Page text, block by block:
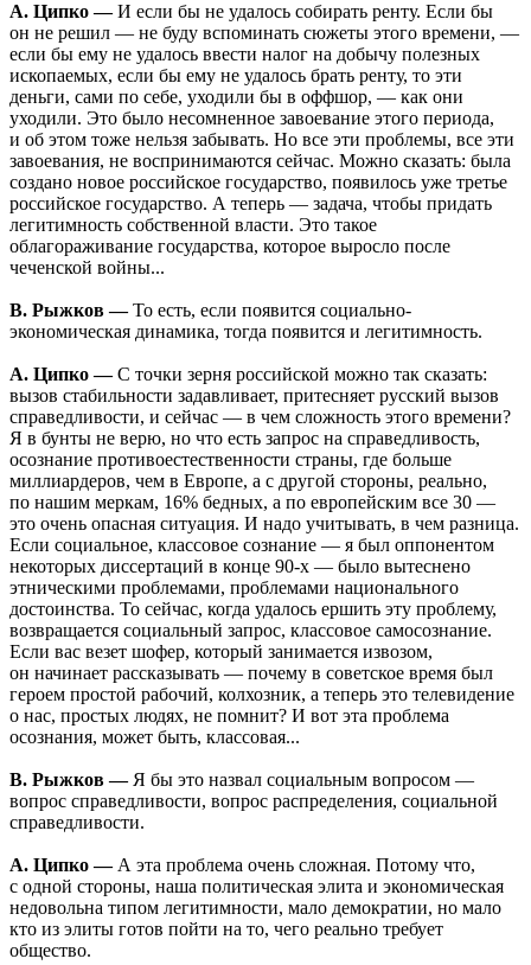
А. Ципко —И если бы не удалось собирать ренту. Если бы
он не решил — не буду вспоминать сюжеты этого времени, —
если бы ему не удалось ввести налог на добычу полезных
ископаемых, если бы ему не удалось брать ренту, то эти
деньги, сами по себе, уходили бы в оффшор, — как они
уходили. Это было несомненное завоевание этого периода,
и об этом тоже нельзя забывать. Но все эти проблемы, все эти
завоевания, не воспринимаются сейчас. Можно сказать: была
создано новое российское государство, появилось уже третье
российское государство. А теперь — задача, чтобы придать
легитимность собственной власти. Это такое
облагораживание государства, которое выросло после
чеченской войны...
В. Рыжков —То есть, если появится социально-
экономическая динамика, тогда появится и легитимность.
А. Ципко —С точки зерня российской можно так сказать:
вызов стабильности задавливает, притесняет русский вызов
справедливости, и сейчас — в чем сложность этого времени?
Я в бунты не верю, но что есть запрос на справедливость,
осознание противоестественности страны, где больше
миллиардеров, чем в Европе, а с другой стороны, реально,
по нашим меркам, 16% бедных, а по европейским все 30 —
это очень опасная ситуация. И надо учитывать, в чем разница.
Если социальное, классовое сознание — я был оппонентом
некоторых диссертаций в конце 90-х — было вытеснено
этническими проблемами, проблемами национального
достоинства. То сейчас, когда удалось ершить эту проблему,
возвращается социальный запрос, классовое самосознание.
Если вас везет шофер, который занимается извозом,
он начинает рассказывать — почему в советское время был
героем простой рабочий, колхозник, а теперь это телевидение
о нас, простых людях, не помнит? И вот эта проблема
осознания, может быть, классовая...
В. Рыжков —Я бы это назвал социальным вопросом —
вопрос справедливости, вопрос распределения, социальной
справедливости.
А. Ципко —А эта проблема очень сложная. Потому что,
с одной стороны, наша политическая элита и экономическая
недовольна типом легитимности, мало демократии, но мало
кто из элиты готов пойти на то, чего реально требует
общество.